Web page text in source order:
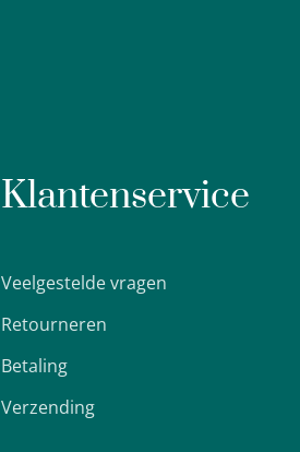
Klantenservice
Veelgestelde vragen
Retourneren
Betaling
Verzending